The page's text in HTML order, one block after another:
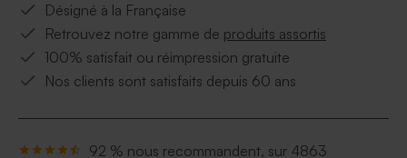
Désigné à la Française
Retrouvez notre gamme de produits assortis
100% satisfait ou réimpression gratuite
Nos clients sont satisfaits depuis 60 ans
92 % nous recommandent, sur 4863